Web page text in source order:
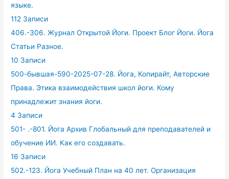
языке.
112 Записи
406.-306. Журнал Открытой Йоги. Проект Блог Йоги. Йога
Статьи Разное.
10 Записи
500-бывшая-590-2025-07-28. Йога, Копирайт, Авторские
Права. Этика взаимодействия школ йоги. Кому
принадлежит знания йоги.
4 Записи
501- .-801. Йога Архив Глобальный для преподавателей и
обучение ИИ. Как его создавать.
16 Записи
502.-123. Йога Учебный План на 40 лет. Организация